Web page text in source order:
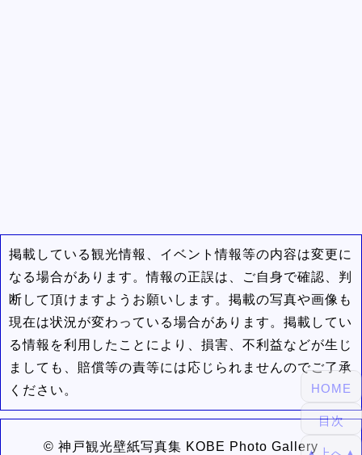
掲載している観光情報、イベント情報等の内容は変更に
なる場合があります。情報の正誤は、ご自身で確認、判
断して頂けますようお願いします。掲載の写真や画像も
現在は状況が変わっている場合があります。掲載してい
る情報を利用したことにより、損害、不利益などが生じ
ましても、賠償等の責等には応じられませんのでご了承
ください。
© 神戸観光壁紙写真集 KOBE Photo Gallery
HOME
目次